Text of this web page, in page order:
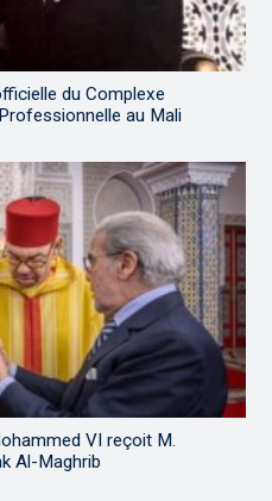
du Complexe
au Mali
VI reçoit M.
Al-Maghrib